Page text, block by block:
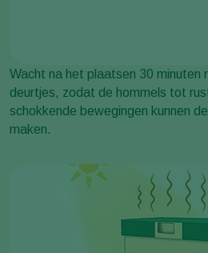
Wacht na het plaatsen 30 minuten
deurtjes, zodat de hommels tot
schokkende bewegingen kunnen
maken.